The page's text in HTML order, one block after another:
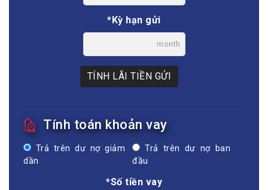
*Kỳ hạn gửi
month
TÍNH LÃI TIỀN GỬI
Tính toán khoản vay
Trả trên dư nợ giảm
dần
Trả trên dư nợ ban
đầu
*Số tiền vay